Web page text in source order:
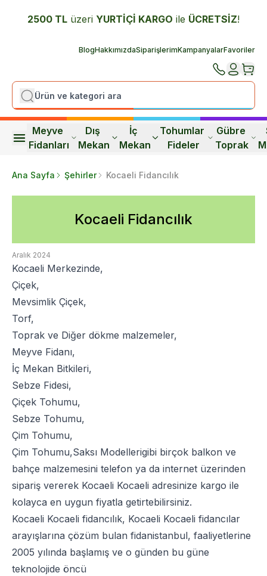
2500 TL üzeri YURTİÇİ KARGO ile ÜCRETSİZ!
BlogHakkımızdaSiparişlerimKampanyalarFavoriler
Meyve
Fidanları
Dış
Mekan
İç
Mekan
Tohumlar
Fideler
Gübre
Toprak
Ana Sayfa Şehirler Kocaeli Fidancılık
Kocaeli Fidancılık
Aralık 2024
Kocaeli Merkezinde,
Çiçek,
Mevsimlik Çiçek,
Torf,
Toprak ve Diğer dökme malzemeler,
Meyve Fidanı,
İç Mekan Bitkileri,
Sebze Fidesi,
Çiçek Tohumu,
Sebze Tohumu,
Çim Tohumu,
Çim Tohumu,Saksı Modellerigibi birçok balkon ve
bahçe malzemesini telefon ya da internet üzerinden
sipariş vererek Kocaeli Kocaeli adresinize kargo ile
kolayca en uygun fiyatla getirtebilirsiniz.
Kocaeli Kocaeli fidancılık, Kocaeli Kocaeli fidancılar
arayışlarına çözüm bulan fidanistanbul, faaliyetlerine
2005 yılında başlamış ve o günden bu güne
teknolojide öncü